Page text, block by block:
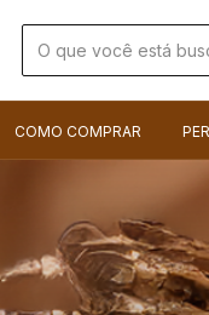
COMO COMPRAR